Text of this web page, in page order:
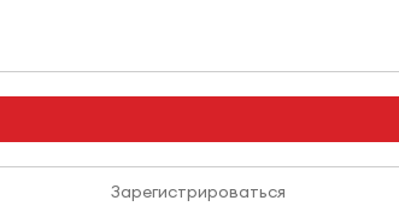
Зарегистрироваться